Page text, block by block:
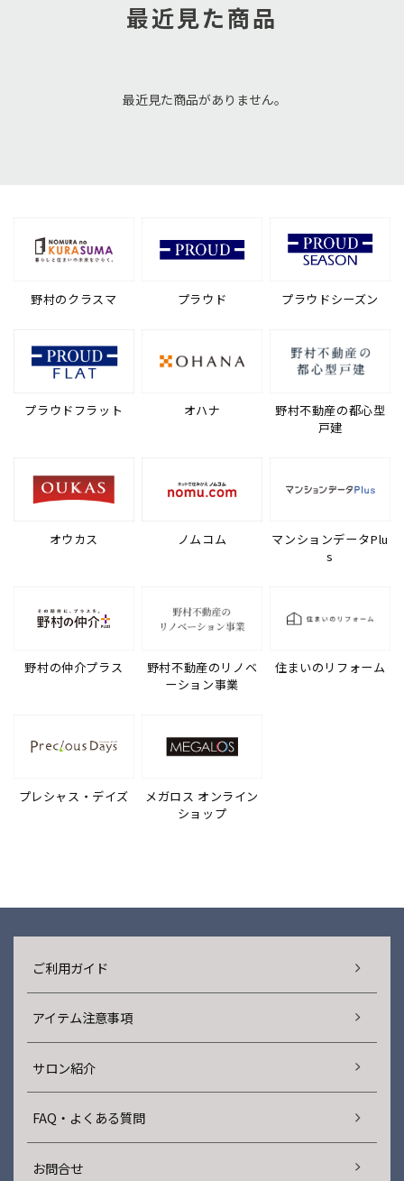
最近見た商品
最近見た商品がありません。
野村のクラスマ プラウド プラウドシーズン
プラウドフラット オハナ
野村不動産の都心型
戸建
オウカス ノムコム
マンションデータPlu
s
野村の仲介プラス
野村不動産のリノベ
ーション事業
住まいのリフォーム
プレシャス・デイズ
メガロス オンライン
ショップ
ご利用ガイド
アイテム注意事項
サロン紹介
FAQ・よくある質問
お問合せ